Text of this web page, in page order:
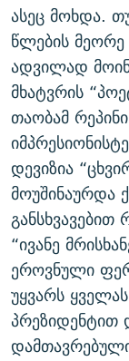
ასეც მოხდა.
წლების
ადვილად
მხატვრის
თაობამ
დევიზია
“ივანე
ეროვნული
უყვარს